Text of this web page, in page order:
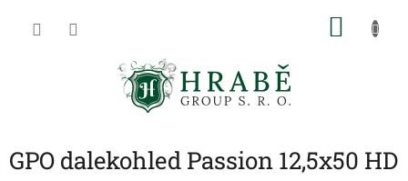
GPO dalekohled Passion 12,5x50 HD